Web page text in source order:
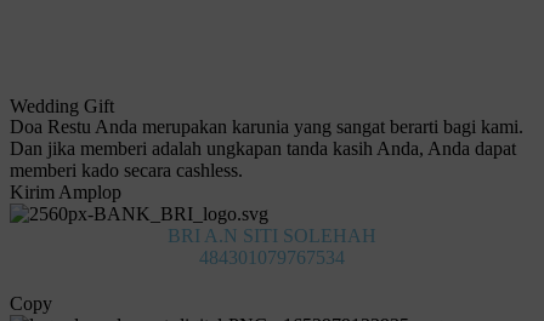
Wedding Gift
Doa Restu Anda merupakan karunia yang sangat berarti bagi kami.
Dan jika memberi adalah ungkapan tanda kasih Anda, Anda dapat
memberi kado secara cashless.
Kirim Amplop
BRI A.N SITI SOLEHAH
484301079767534
Copy